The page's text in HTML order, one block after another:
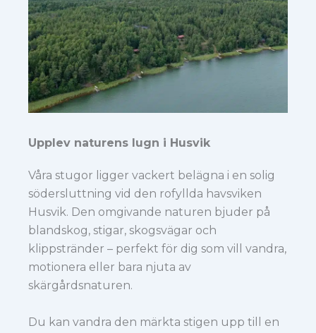
Upplev naturens lugn i Husvik
Våra stugor ligger vackert belägna i en solig
södersluttning vid den rofyllda havsviken
Husvik. Den omgivande naturen bjuder på
blandskog, stigar, skogsvägar och
klippstränder – perfekt för dig som vill vandra,
motionera eller bara njuta av
skärgårdsnaturen.
Du kan vandra den märkta stigen upp till en